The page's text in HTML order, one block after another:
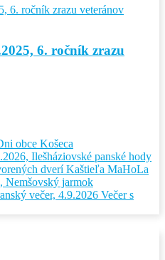
6. ročník zrazu
obce Košeca
Ilešháziovské panské hody
dverí Kaštieľa MaHoLa
Nemšovský jarmok
večer, 4.9.2026 Večer s